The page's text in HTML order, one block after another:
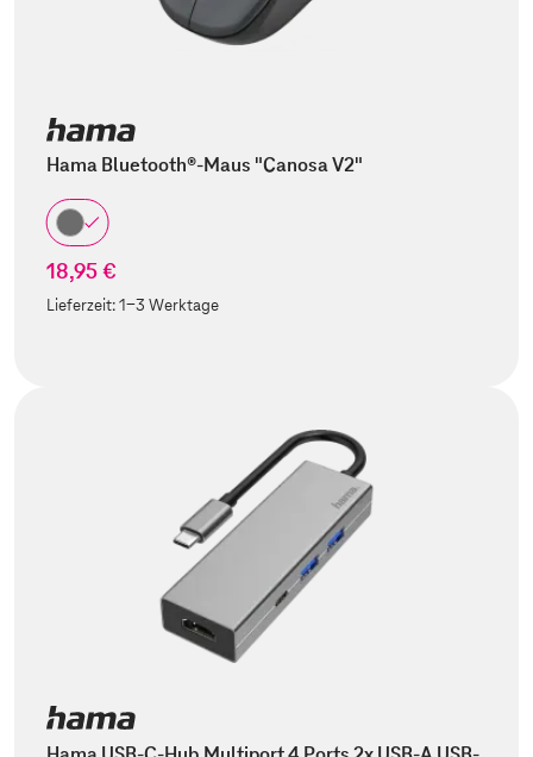
Hama Bluetooth®-Maus "Canosa V2"
18,95 €
Lieferzeit:1-3 Werktage